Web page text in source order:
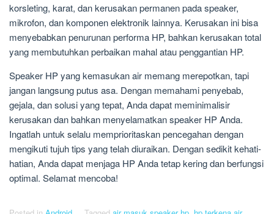
korsleting, karat, dan kerusakan permanen pada speaker,
mikrofon, dan komponen elektronik lainnya. Kerusakan ini bisa
menyebabkan penurunan performa HP, bahkan kerusakan total
yang membutuhkan perbaikan mahal atau penggantian HP.
Speaker HP yang kemasukan air memang merepotkan, tapi
jangan langsung putus asa. Dengan memahami penyebab,
gejala, dan solusi yang tepat, Anda dapat meminimalisir
kerusakan dan bahkan menyelamatkan speaker HP Anda.
Ingatlah untuk selalu memprioritaskan pencegahan dengan
mengikuti tujuh tips yang telah diuraikan. Dengan sedikit kehati-
hatian, Anda dapat menjaga HP Anda tetap kering dan berfungsi
optimal. Selamat mencoba!